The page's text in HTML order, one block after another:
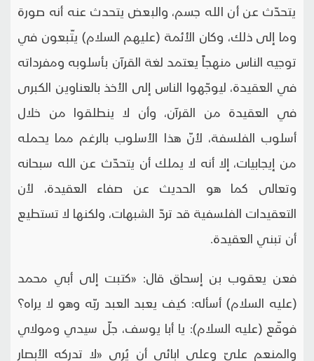
يتحدّث عن أن الله جسم، والبعض يتحدث عنه أنه صورة
وما إلى ذلك، وكان الأئمة (عليهم السلام) يتّبعون في
توجيه الناس منهجاً يعتمد لغة القرآن بأسلوبه ومفرداته
في العقيدة، ليوجّهوا الناس إلى الأخذ بالعناوين الكبرى
في العقيدة من القرآن، وأن لا ينطلقوا من خلال
أسلوب الفلسفة، لأنّ هذا الأسلوب بالرغم مما يحمله
من إيجابيات، إلا أنه لا يملك أن يتحدّث عن الله سبحانه
وتعالى كما هو الحديث عن صفاء العقيدة، لأن
التعقيدات الفلسفية قد تردّ الشبهات، ولكنها لا تستطيع
أن تبني العقيدة.
فعن يعقوب بن إسحاق قال: «كتبت إلى أبي محمد
(عليه السلام) أسأله: كيف يعبد العبد ربّه وهو لا يراه؟
فوقّع (عليه السلام): يا أبا يوسف، جلّ سيدي ومولاي
والمنعم عليّ وعلى ابائي أن يُرى «لا تدركه الأبصار